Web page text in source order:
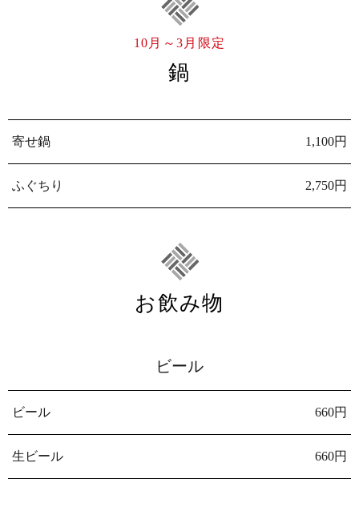
10月～3月限定
鍋
寄せ鍋 1,100円
ふぐちり 2,750円
お飲み物
ビール
ビール 660円
生ビール 660円